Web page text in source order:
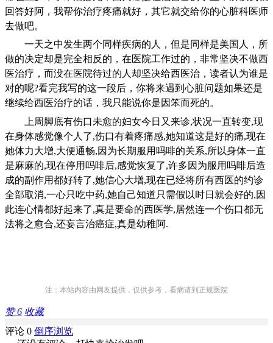
回答好阿，我帮你治疗疼痛就好，其它就交给你的心脏科医师
去做吧。
一天之中发生两个同样疾病的人，但是同样是美国人，所
做的决定却是完全相反的，在医院工作过的，非常坚决不做西
医治疗，而没在医院待过的人却坚决给西医治，读者认为谁是
对的呢?看完我写的这一段后，你将来遇到心脏问题如果还是
继续给西医治疗的话，我只能说你是因笨而死的。
上周脚底有伤口未愈的妇女今日又来诊,状况一直转变,现
在身体感觉像个人了,伤口有着疼痛感,她知道这是好的痛,现在
她体力大增,大便通畅,因为长期服用吗啡的关系,所以身体一直
是麻麻的,现在停用吗啡后,感觉恢复了,许多因为服用吗啡后造
成的副作用都好转了,她信心大增,现在已经将所有西医的约诊
全部取消,一心只吃中药,她自己知道只需假以时日就会好的,因
此连心情都好起来了,真是要命的西医学,居然连一个伤口都无
法将之愈合,还妄言治癌症,真是幼稚阿.
注：本站内容由网友提供，仅供参考，看病请到正规医院
赞6 收藏
评论 0 倒序浏览